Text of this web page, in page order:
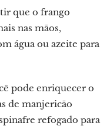
que o frango
nas mãos,
água ou azeite para
pode enriquecer o
de manjericão
refogado para